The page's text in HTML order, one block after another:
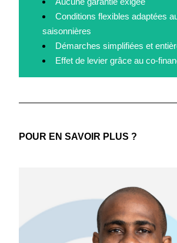
Conditions flexibles adaptées
saisonnières
Démarches simplifiées et
Effet de levier grâce au co-
POUR EN SAVOIR PLUS ?